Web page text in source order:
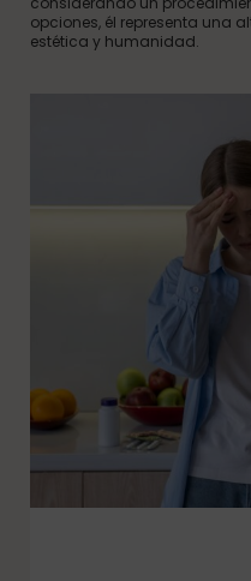
opciones, él representa una
estética y humanidad.